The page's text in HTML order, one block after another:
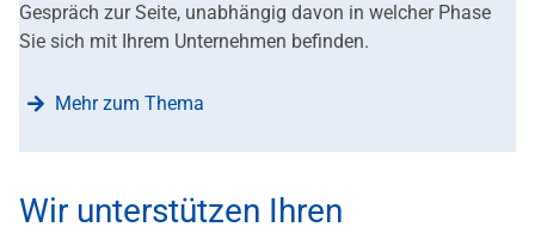
Gespräch zur Seite, unabhängig davon in welcher Phase
Sie sich mit Ihrem Unternehmen befinden.
Mehr zum Thema
Wir unterstützen Ihren